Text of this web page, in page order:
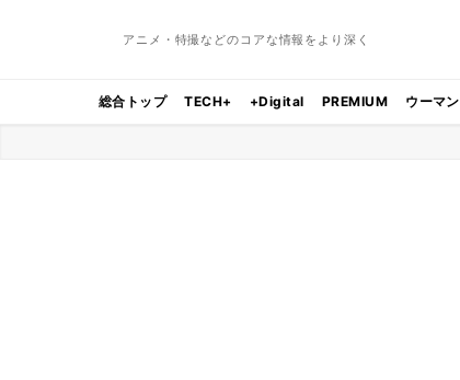
アニメ・特撮などのコアな情報をより深く
総合トップ TECH+ +Digital PREMIUM ウーマン